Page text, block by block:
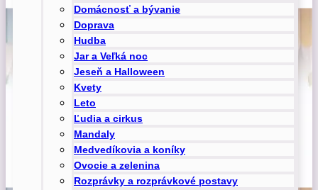
Domácnosť a bývanie
Doprava
Hudba
Jar a Veľká noc
Jeseň a Halloween
Kvety
Leto
Ľudia a cirkus
Mandaly
Medvedíkovia a koníky
Ovocie a zelenina
Rozprávky a rozprávkové postavy